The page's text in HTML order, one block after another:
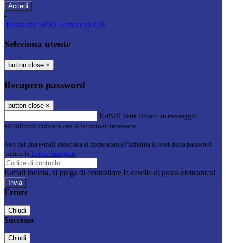
-
Entra con SPID Entra con CIE
Seleziona utente
button close ×
Recupero password
button close ×
E-mail Verrà inviato un messaggio
all'indirizzo indicato con le istruzioni necessarie.
Non hai una e-mail associata al nome utente? Effettua il reset della password
tramite la Login Spaggiari
E-mail inviata, si prega di controllare la casella di posta elettronica!
Errore
Chiudi
Successo
Chiudi